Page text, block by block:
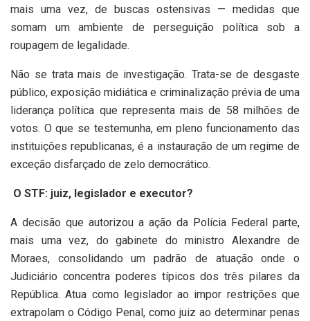
mais uma vez, de buscas ostensivas — medidas que
somam um ambiente de perseguição política sob a
roupagem de legalidade.
Não se trata mais de investigação. Trata-se de desgaste
público, exposição midiática e criminalização prévia de uma
liderança política que representa mais de 58 milhões de
votos. O que se testemunha, em pleno funcionamento das
instituições republicanas, é a instauração de um regime de
exceção disfarçado de zelo democrático.
O STF: juiz, legislador e executor?
A decisão que autorizou a ação da Polícia Federal parte,
mais uma vez, do gabinete do ministro Alexandre de
Moraes, consolidando um padrão de atuação onde o
Judiciário concentra poderes típicos dos três pilares da
República. Atua como legislador ao impor restrições que
extrapolam o Código Penal, como juiz ao determinar penas